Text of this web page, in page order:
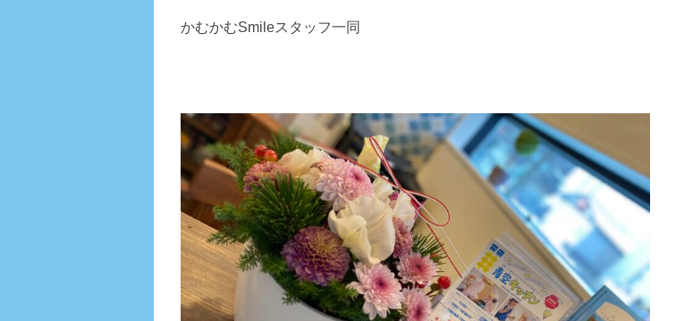
かむかむSmileスタッフ一同